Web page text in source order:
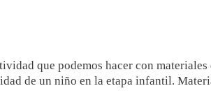
que podemos hacer con materiales
de un niño en la etapa infantil.